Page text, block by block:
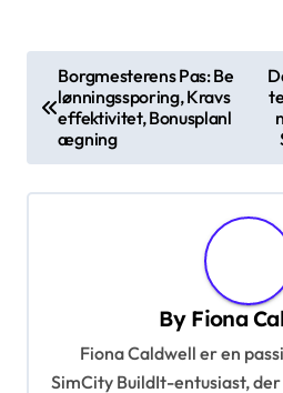
o
Borgmesterens Pas: Be
lønningssporing, Kravs
effektivitet, Bonusplanl
ægning
By Fiona
Fiona Caldwell er en
SimCity BuildIt-entusiast,